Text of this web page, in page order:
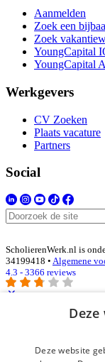
Aanmelden
Zoek een
Zoek
YoungCapital
YoungCapital
Werkgevers
CV Zoeken
Plaats vacature
Partners
Social
ScholierenWerk.nl is
34199418 • Algemene
4.3 - 3366 reviews
Inloggen als
E-mail*
Deze website